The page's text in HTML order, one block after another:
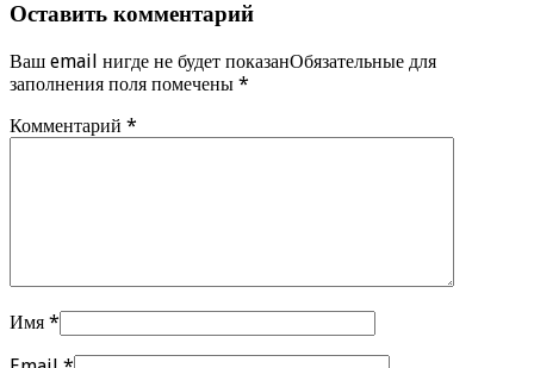
Оставить комментарий
Ваш email нигде не будет показанОбязательные для
заполнения поля помечены *
Комментарий *
Имя *